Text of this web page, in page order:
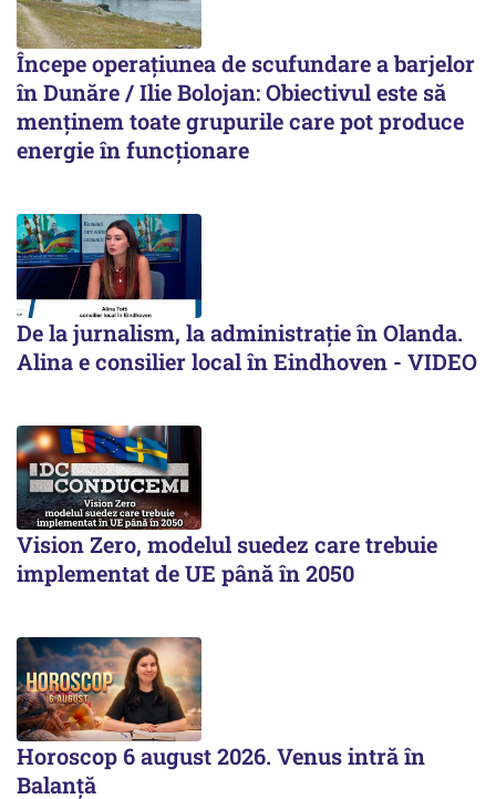
Începe operațiunea de scufundare a barjelor
în Dunăre / Ilie Bolojan: Obiectivul este să
menținem toate grupurile care pot produce
energie în funcționare
De la jurnalism, la administrație în Olanda.
Alina e consilier local în Eindhoven - VIDEO
Vision Zero, modelul suedez care trebuie
implementat de UE până în 2050
Horoscop 6 august 2026. Venus intră în
Balanță